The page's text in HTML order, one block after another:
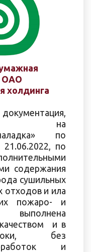
ОАО
холдинга
на
по
по
содержания
сушильных
отходов и ила
пожаро- и
выполнена
и в
без
и